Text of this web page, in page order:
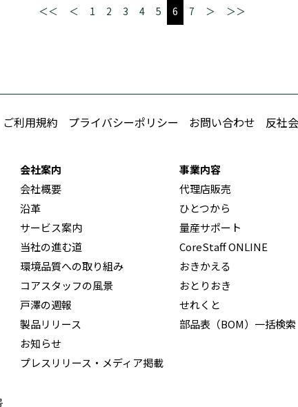
＜＜ ＜ 1 2 3 4 5 6 7 ＞ ＞＞
ご利用規約 プライバシーポリシー お問い合わせ 反社
会社案内
会社概要
沿革
サービス案内
当社の進む道
環境品質への取り組み
コアスタッフの風景
戸澤の週報
製品リリース
お知らせ
プレスリリース・メディア掲載
事業内容
代理店販売
ひとつから
量産サポート
CoreStaff ONLINE
おきかえる
おとりおき
せれくと
部品表（BOM）一括検索